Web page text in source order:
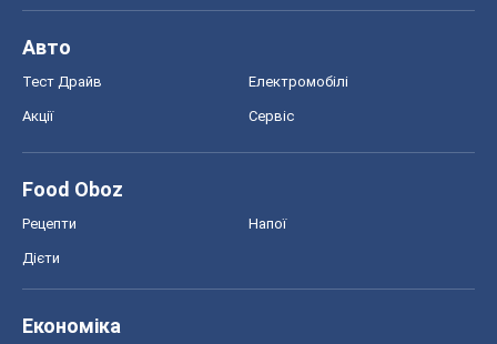
Авто
Тест Драйв Електромобілі
Акції Сервіс
Food Oboz
Рецепти Напої
Дієти
Економіка